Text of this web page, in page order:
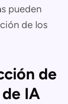
pueden
de los
de
IA